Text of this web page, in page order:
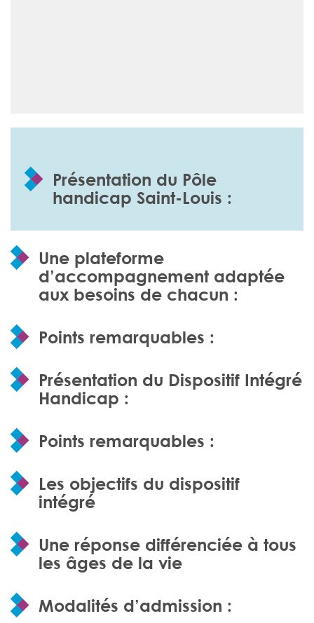
Présentation du Pôle
handicap Saint-Louis :
Une plateforme
d’accompagnement adaptée
aux besoins de chacun :
Points remarquables :
Présentation du Dispositif Intégré
Handicap :
Points remarquables :
Les objectifs du dispositif
intégré
Une réponse différenciée à tous
les âges de la vie
Modalités d’admission :